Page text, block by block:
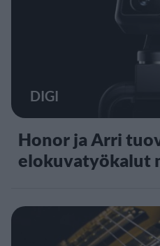
DIGI
Honor ja Arri
elokuvatyökalut